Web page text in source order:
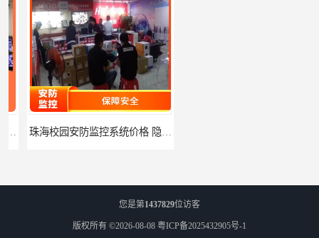
珠海校园安防监控系统价格 隐私保护 能够长时间稳定运行
您是第1437829位访客
版权所有 ©2026-08-08 粤ICP备2025432905号-1